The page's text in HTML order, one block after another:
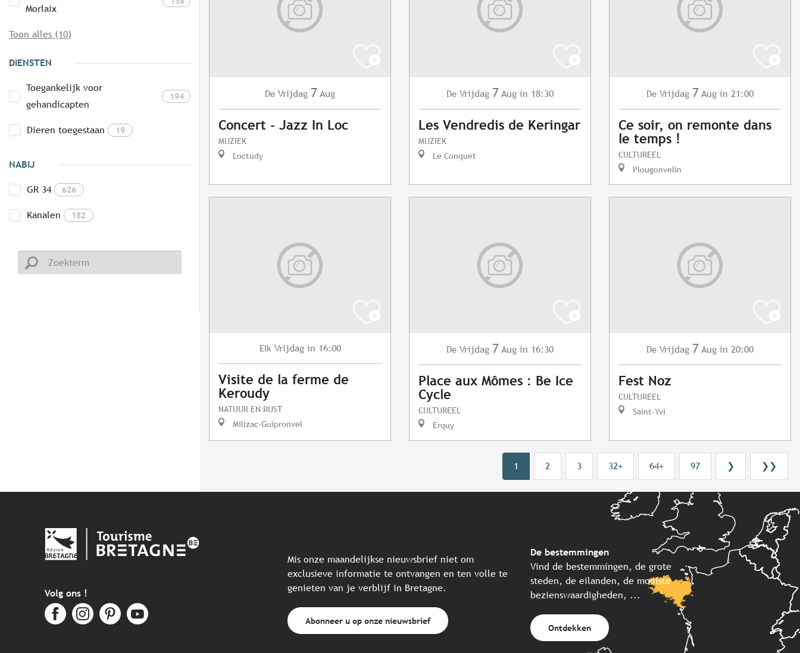
Morlaix
Toon alles (10)
DIENSTEN
Toegankelijk voor
gehandicapten
194
Dieren toegestaan 19
NABIJ
GR 34 626
Kanalen 182
De Vrijdag 7 Aug
Concert - Jazz In Loc
MUZIEK
Loctudy
De Vrijdag 7 Aug in 18:30
Les Vendredis de Keringar
MUZIEK
Le Conquet
De Vrijdag 7 Aug in 21:00
Ce soir, on remonte dans
le temps !
CULTUREEL
Plougonvelin
Elk Vrijdag in 16:00
Visite de la ferme de
Keroudy
NATUUR EN RUST
Milizac-Guipronvel
De Vrijdag 7 Aug in 16:30
Place aux Mômes : Be Ice
Cycle
CULTUREEL
Erquy
De Vrijdag 7 Aug in 20:00
Fest Noz
CULTUREEL
Saint-Yvi
1 2 3 32+ 64+ 97 ❯ ❯❯
Volg ons !
Mis onze maandelijkse nieuwsbrief niet om
exclusieve informatie te ontvangen en ten volle te
genieten van je verblijf in Bretagne.
Abonneer u op onze nieuwsbrief
De bestemmingen
Vind de bestemmingen, de grote
steden, de eilanden, de mooiste
bezienswaardigheden, ...
Ontdekken